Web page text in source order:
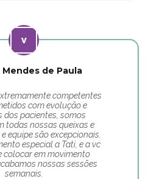
Mendes de Paula
competentes
com evolução e
dos pacientes, somos
todas nossas queixas e
equipe são excepcionais.
especial a Tati, e a vc
colocar em movimento
nossas sessões
semanais.